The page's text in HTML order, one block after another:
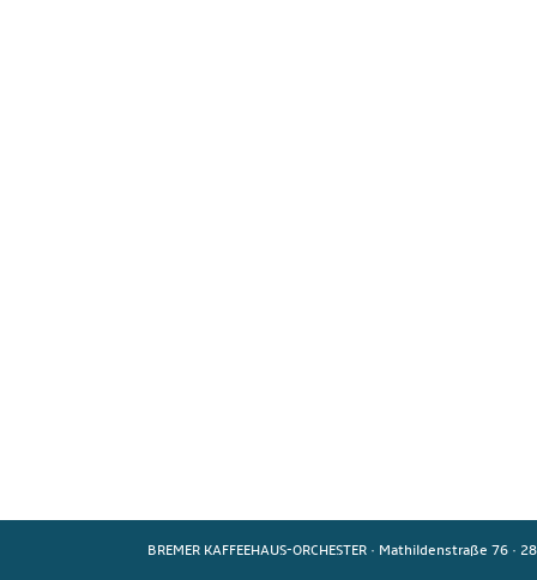
BREMER KAFFEEHAUS-ORCHESTER · Mathildenstraße 76 ·